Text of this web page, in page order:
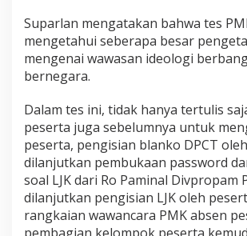
Suparlan mengatakan bahwa tes
mengetahui seberapa besar
mengenai wawasan ideologi
bernegara.
Dalam tes ini, tidak hanya tertulis
peserta juga sebelumnya untuk
peserta, pengisian blanko DPCT
dilanjutkan pembukaan password
soal LJK dari Ro Paminal Divpropam
dilanjutkan pengisian LJK oleh
rangkaian wawancara PMK absen